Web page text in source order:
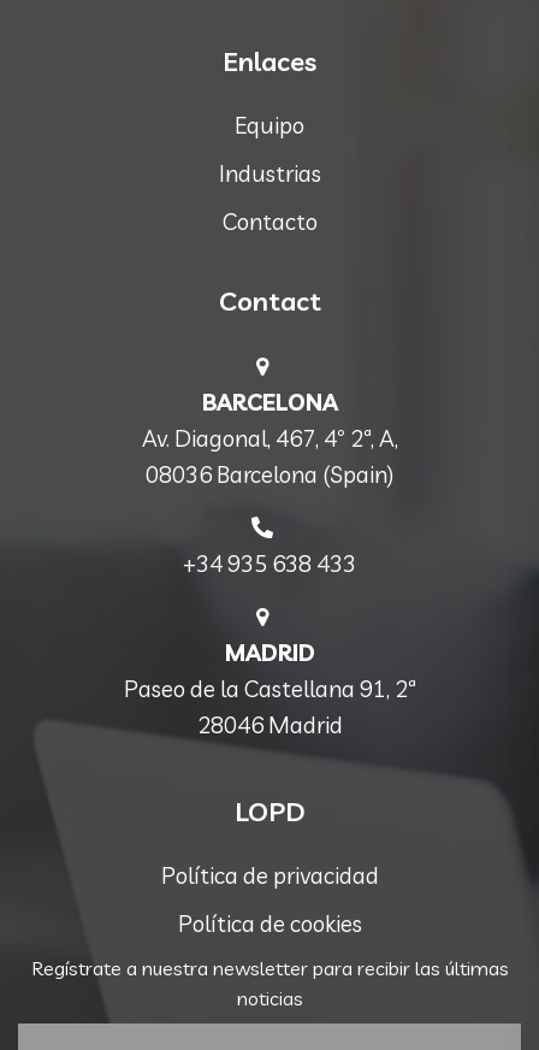
Enlaces
Equipo
Industrias
Contacto
Contact
BARCELONA
Av. Diagonal, 467, 4º 2ª, A,
08036 Barcelona (Spain)
+34 935 638 433
MADRID
Paseo de la Castellana 91, 2ª
28046 Madrid
LOPD
Política de privacidad
Política de cookies
Regístrate a nuestra newsletter para recibir las últimas
noticias